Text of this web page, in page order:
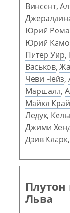
Винсент,
Юрий
Юрий
Питер Уир,
Васьков,
Чеви Чейз,
Маршалл,
Майкл
Ледук,
Джими
Дэйв Кларк,
Плутон
Льва